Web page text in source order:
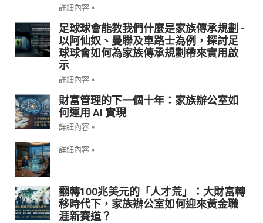
詳細內容 »
足球球會能教我們什麼是家族傳承規劃 -
以阿仙奴、曼聯及車路士為例，探討足
球球會如何為家族傳承規劃帶來實用啟
示
詳細內容 »
財富管理的下一個十年：家族辦公室如
何運用 AI 實現
詳細內容 »
詳細內容 »
翻轉100兆美元的「人才荒」：大財富轉
移時代下，家族辦公室如何迎來黃金職
涯新賽道？